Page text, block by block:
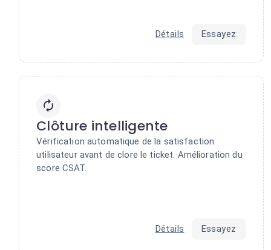
Détails Essayez
Clôture intelligente
Vérification automatique de la satisfaction
utilisateur avant de clore le ticket. Amélioration du
score CSAT.
Détails Essayez